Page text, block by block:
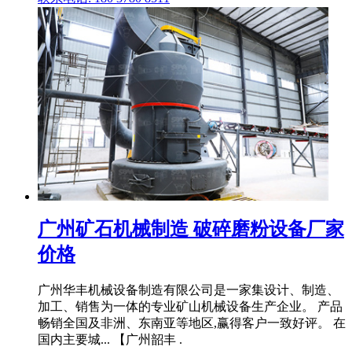
广州矿石机械制造 破碎磨粉设备厂家
价格
广州华丰机械设备制造有限公司是一家集设计、制造、
加工、销售为一体的专业矿山机械设备生产企业。 产品
畅销全国及非洲、东南亚等地区,赢得客户一致好评。 在
国内主要城... 【广州韶丰 .